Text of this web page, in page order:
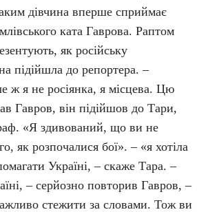
дівчина вперше сприймає
ката Гаврова. Раптом
як російську
підійшла до репортера. –
ж я не росіянка, я місцева. Цю
Гавров, він підійшов до Тари,
«Я здивований, що ви не
як розпочалися бої». – «я хотіла
Україні, – скаже Тара. –
– серйозно повторив Гавров, –
стежити за словами. Тож ви